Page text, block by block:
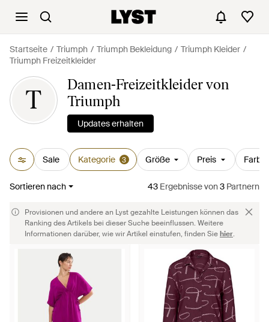
Startseite Triumph Triumph Bekleidung
Triumph Kleider
Triumph Freizeitkleider
T
Damen-Freizeitkleider von
Triumph
Updates erhalten
Sale Kategorie 3 Größe Preis Farbe
Sortieren nach 43 Ergebnissevon3 Partnern
Provisionen und andere an Lyst gezahlte Leistungen können das
Ranking des Artikels bei dieser Suche beeinflussen. Weitere
Informationen darüber, wie wir Artikel einstufen, finden Siehier.